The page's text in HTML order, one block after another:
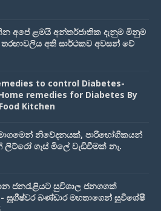
අපේ ළමයි අන්තර්ජාතික දැනුම මිනුම
අති සාර්ථකව අවසන් වේ
to control Diabetes-
remedies for Diabetes By
Kitchen
නිවේදනයක්, පාරිභෝගිකයන්
ගෑස් මිලේ වැඩිවීමක් නෑ.
ජනරැළියට සුවිශාල ජනගගක්
බණ්ඩාර මහතාගෙන් සුවිශේෂී